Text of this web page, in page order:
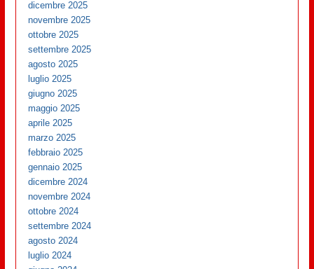
dicembre 2025
novembre 2025
ottobre 2025
settembre 2025
agosto 2025
luglio 2025
giugno 2025
maggio 2025
aprile 2025
marzo 2025
febbraio 2025
gennaio 2025
dicembre 2024
novembre 2024
ottobre 2024
settembre 2024
agosto 2024
luglio 2024